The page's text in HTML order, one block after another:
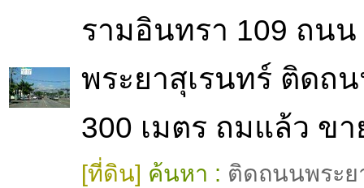
รามอินทรา 109 ถนน
พระยาสุเรนทร์ ติดถ
300 เมตร ถมแล้ว ข
[ที่ดิน] ค้นหา : ติดถนนพระย